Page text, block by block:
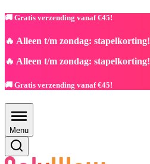
🚚 Gratis verzending vanaf €45!
🔥 Alleen t/m zondag: stapelkorting!
🔥 Alleen t/m zondag: stapelkorting!
🚚 Gratis verzending vanaf €45!
Menu